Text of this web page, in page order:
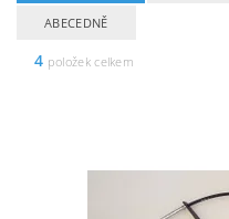
ABECEDNĚ
4 položek celkem